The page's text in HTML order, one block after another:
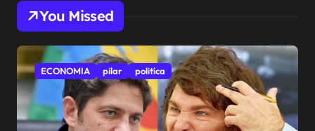
You Missed
ECONOMIA pilar politíca